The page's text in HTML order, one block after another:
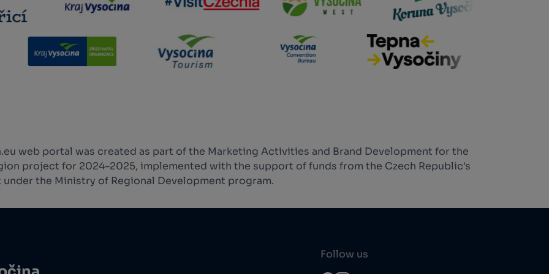
web portal was created as part of the Marketing Activities and Brand Development for the
project for 2024–2025, implemented with the support of funds from the Czech Republic's
the Ministry of Regional Development program.
Follow us